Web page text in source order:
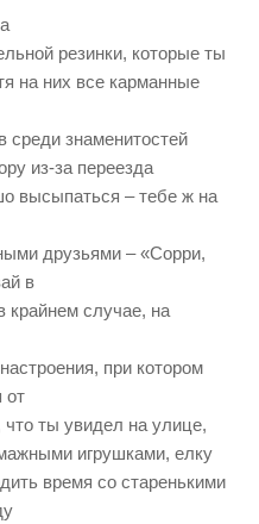
резинки, которые ты
на них все карманные
среди знаменитостей
из-за переезда
высыпаться – тебе ж на
друзьями – «Сорри,
в
крайнем случае, на
при котором
от
что ты увидел на улице,
игрушками, елку
время со старенькими